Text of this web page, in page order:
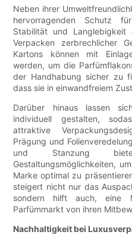
Neben ihrer
hervorragenden Schutz
Stabilität und
Verpacken zerbrechlicher
Kartons können mit
werden, um die
der Handhabung sicher zu
dass sie in einwandfreiem
Darüber hinaus lassen
individuell gestalten,
attraktive
Prägung und
und Stanzung
Gestaltungsmöglichkeiten,
Marke optimal zu
steigert nicht nur das
sondern hilft auch, eine
Parfümmarkt von ihren
Nachhaltigkeit bei